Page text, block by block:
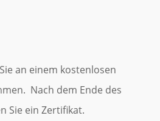
an einem kostenlosen
Nach dem Ende des
Sie ein Zertifikat.